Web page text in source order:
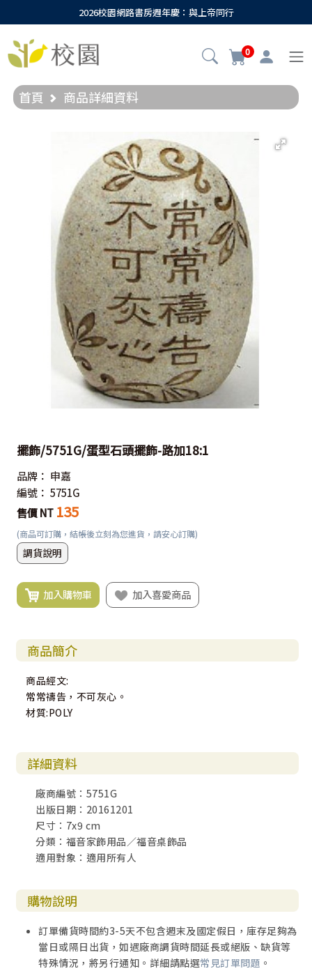
2026校園網路書房週年慶：與上帝同行
0
首頁 商品詳細資料
擺飾/5751G/蛋型石頭擺飾-路加18:1
品牌： 申嘉
編號： 5751G
售價 NT 135
(商品可訂購，結帳後立刻為您進貨，請安心訂購)
調貨說明
加入購物車 加入喜愛商品
商品簡介
商品經文:
常常禱告，不可灰心。
材質:POLY
詳細資料
廠商編號：5751G
出版日期：20161201
尺寸：7x9 cm
分類：福音家飾用品／福音桌飾品
適用對象：適用所有人
購物說明
訂單備貨時間約3-5天不包含週末及國定假日，庫存足夠為
當日或隔日出貨，如遇廠商調貨時間延長或絕版、缺貨等
特殊情況，將另行通知。詳細請點選常見訂單問題 。